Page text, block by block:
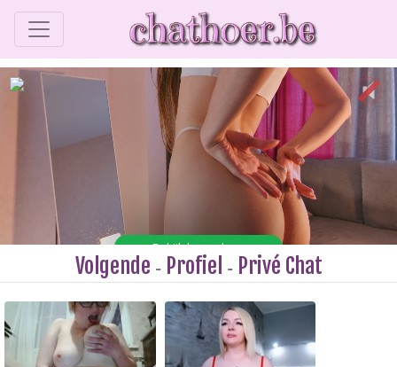
Volgende - Profiel - Privé Chat